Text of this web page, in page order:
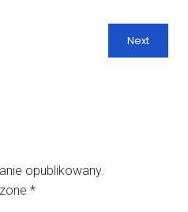
Next
opublikowany.
*